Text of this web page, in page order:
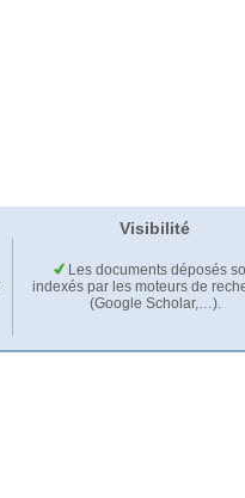
Visibilité
Les documents déposés
indexés par les moteurs de
(Google Scholar,…).